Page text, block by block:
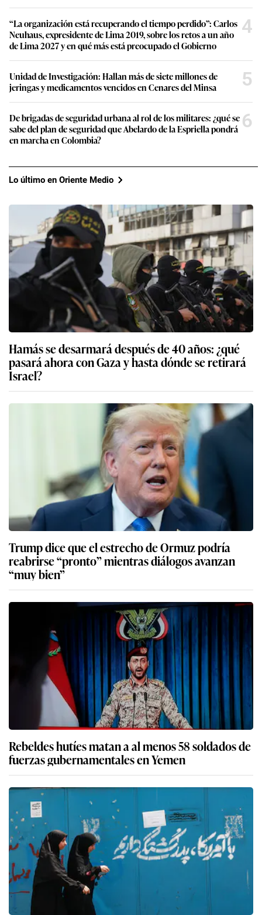
“La organización está recuperando el tiempo perdido”: Carlos
Neuhaus, expresidente de Lima 2019, sobre los retos a un año
de Lima 2027 y en qué más está preocupado el Gobierno
4
Unidad de Investigación: Hallan más de siete millones de
jeringas y medicamentos vencidos en Cenares del Minsa
5
De brigadas de seguridad urbana al rol de los militares: ¿qué se
sabe del plan de seguridad que Abelardo de la Espriella pondrá
en marcha en Colombia?
6
Lo último en Oriente Medio
Hamás se desarmará después de 40 años: ¿qué
pasará ahora con Gaza y hasta dónde se retirará
Israel?
Trump dice que el estrecho de Ormuz podría
reabrirse “pronto” mientras diálogos avanzan
“muy bien”
Rebeldes hutíes matan a al menos 58 soldados de
fuerzas gubernamentales en Yemen